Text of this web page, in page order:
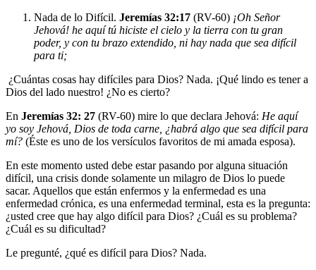
Nada de lo Difícil. Jeremías 32:17 (RV-60) ¡Oh Señor
Jehová! he aquí tú hiciste el cielo y la tierra con tu gran
poder, y con tu brazo extendido, ni hay nada que sea difícil
para ti;
¿Cuántas cosas hay difíciles para Dios? Nada. ¡Qué lindo es tener a
Dios del lado nuestro! ¿No es cierto?
En Jeremías 32: 27 (RV-60) mire lo que declara Jehová: He aquí
yo soy Jehová, Dios de toda carne, ¿habrá algo que sea difícil para
mí? (Éste es uno de los versículos favoritos de mi amada esposa).
En este momento usted debe estar pasando por alguna situación
difícil, una crisis donde solamente un milagro de Dios lo puede
sacar. Aquellos que están enfermos y la enfermedad es una
enfermedad crónica, es una enfermedad terminal, esta es la pregunta:
¿usted cree que hay algo difícil para Dios? ¿Cuál es su problema?
¿Cuál es su dificultad?
Le pregunté, ¿qué es difícil para Dios? Nada.